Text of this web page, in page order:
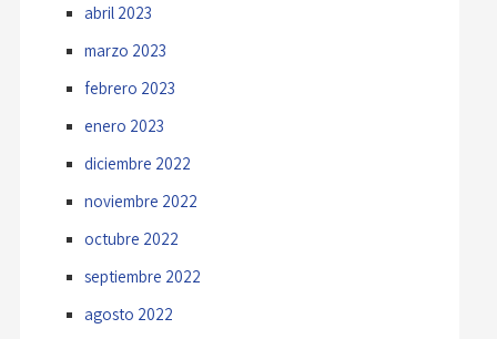
abril 2023
marzo 2023
febrero 2023
enero 2023
diciembre 2022
noviembre 2022
octubre 2022
septiembre 2022
agosto 2022